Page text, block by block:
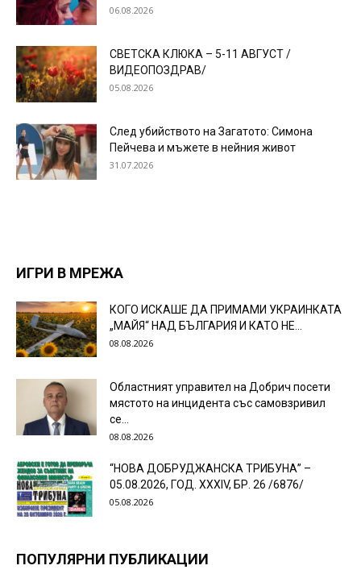
06.08.2026
СВЕТСКА КЛЮКА – 5-11 АВГУСТ /
ВИДЕОПОЗДРАВ/
05.08.2026
След убийството на Загатото: Симона
Пейчева и мъжете в нейния живот
31.07.2026
ИГРИ В МРЕЖА
КОГО ИСКАШЕ ДА ПРИМАМИ УКРАИНКАТА
„МАЙЯ“ НАД БЪЛГАРИЯ И КАТО НЕ...
08.08.2026
Областният управител на Добрич посети
мястото на инцидента със самовзривил
се...
08.08.2026
“НОВА ДОБРУДЖАНСКА ТРИБУНА” –
05.08.2026, ГОД. XXХIV, БР. 26 /6876/
05.08.2026
ПОПУЛЯРНИ ПУБЛИКАЦИИ